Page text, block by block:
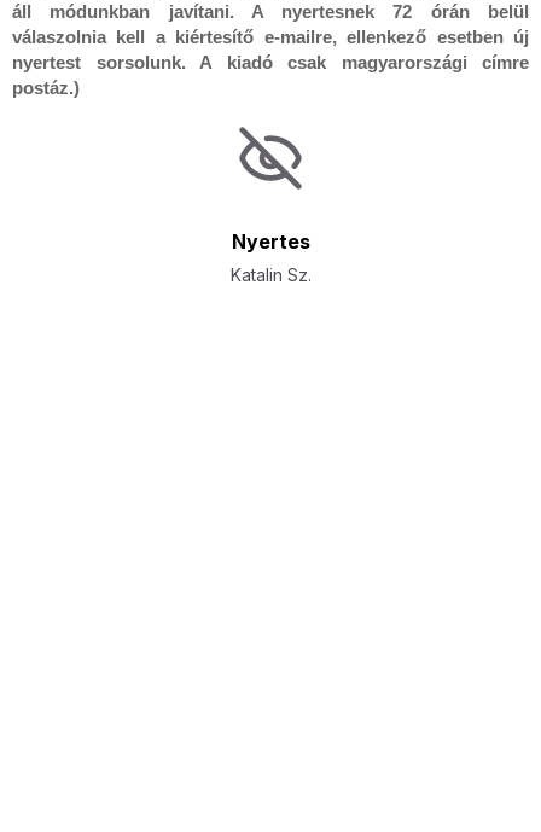
áll módunkban javítani. A nyertesnek 72 órán belül
válaszolnia kell a kiértesítő e-mailre, ellenkező esetben új
nyertest sorsolunk. A kiadó csak magyarországi címre
postáz.)